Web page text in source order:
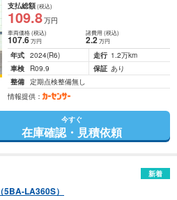
支払総額(税込)
109.8万円
車両価格(税込)
107.6万円
諸費用 (税込)
2.2 万円
年式 2024(R6) 走行 1.2万km
車検
R09.9 保証 あり
整備 定期点検整備無し
情報提供：
今すぐ
在庫確認・見積依頼
新着
（5BA-LA360S）